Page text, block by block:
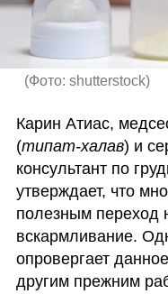
(Фото: shutterstock)
Карин Атиас,
(типат-халав) и
консультант по
утверждает, что
полезным переход
вскармливание.
опровергает
другим прежним